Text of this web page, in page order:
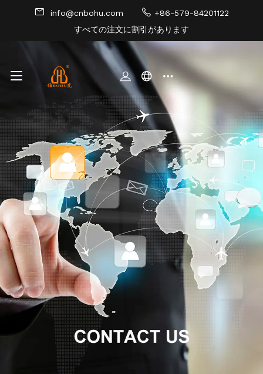
info@cnbohu.com
+86-579-84201122
すべての注文に割引があります
サイトマップ